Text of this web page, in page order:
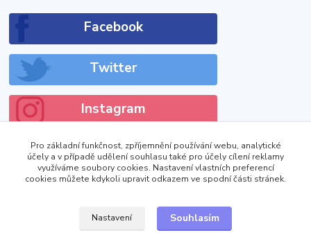
Facebook
Twitter
Instagram
Zobrazit výdejní místa
Pro základní funkčnost, zpříjemnění používání webu, analytické
účely a v případě udělení souhlasu také pro účely cílení reklamy
využíváme soubory cookies. Nastavení vlastních preferencí
cookies můžete kdykoli upravit odkazem ve spodní části stránek.
Nastavení Souhlasím